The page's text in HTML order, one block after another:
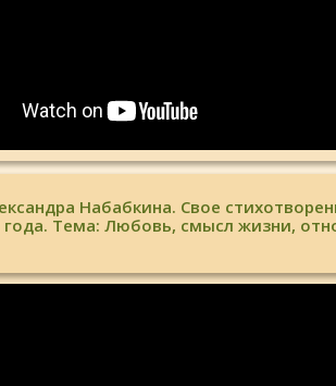
Набабкина. Свое
года. Тема: Любовь, смысл жизни,